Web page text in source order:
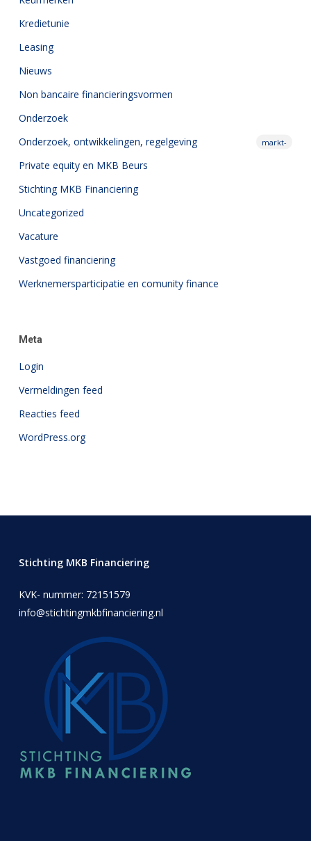
Kredietunie
Leasing
Nieuws
Non bancaire financieringsvormen
Onderzoek
Onderzoek,
markt-
ontwikkelingen, regelgeving
Private equity en MKB Beurs
Stichting MKB Financiering
Uncategorized
Vacature
Vastgoed financiering
Werknemersparticipatie en comunity finance
Meta
Login
Vermeldingen feed
Reacties feed
WordPress.org
Stichting MKB Financiering
KVK- nummer: 72151579
info@stichtingmkbfinanciering.nl